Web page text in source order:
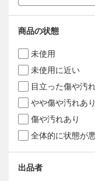
商品の状態
未使用
未使用に近い
目立った傷や汚
やや傷や汚れあり
傷や汚れあり
全体的に状態が
出品者